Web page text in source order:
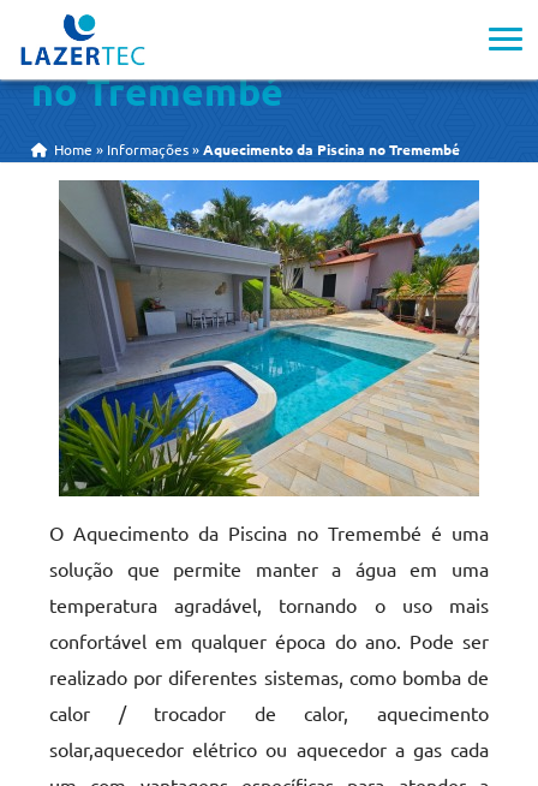
Aquecimento da Piscina
no Tremembé
Home » Informações »Aquecimento da Piscina no Tremembé
O Aquecimento da Piscina no Tremembé é uma
solução que permite manter a água em uma
temperatura agradável, tornando o uso mais
confortável em qualquer época do ano. Pode ser
realizado por diferentes sistemas, como bomba de
calor / trocador de calor, aquecimento
solar,aquecedor elétrico ou aquecedor a gas cada